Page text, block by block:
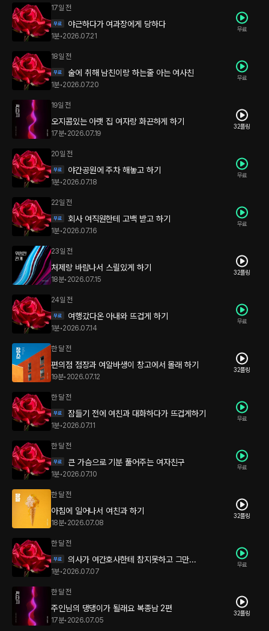
17일 전
야근하다가 여과장에게 당하다
1분•2026.07.21
무료
18일 전
술에 취해 남친이랑 하는줄 아는 여사친
1분•2026.07.20
무료
19일 전
오지콤있는 아랫 집 여자랑 화끈하게 하기
17분• 2026.07.19
32플링
20일 전
야간공원에 주차 해놓고 하기
1분•2026.07.18
무료
22일 전
회사 여직원한테 고백 받고 하기
1분•2026.07.16
무료
23일 전
처제랑 바람나서 스릴있게 하기
18분• 2026.07.15
32플링
24일 전
여행갔다온 아내와 뜨겁게 하기
1분•2026.07.14
무료
한 달 전
편의점 점장과 여알바생이 창고에서 몰래 하기
19분• 2026.07.12
32플링
한 달 전
잠들기 전에 여친과 대화하다가 뜨겁게하기
1분•2026.07.11
무료
한 달 전
큰 가슴으로 기분 풀어주는 여자친구
1분•2026.07.10
무료
한 달 전
아침에 일어나서 여친과 하기
18분• 2026.07.08
32플링
한 달 전
의사가 여간호사한테 참지못하고 그만...
1분•2026.07.07
무료
한 달 전
주인님의 댕댕이가 될래요 복종남 2편
17분• 2026.07.05
32플링